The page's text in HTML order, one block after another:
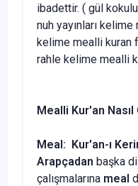
ibadettir. ( gül
nuh yayınları
kelime mealli kuran
rahle kelime mealli
Mealli Kur'an Nasıl
Meal: Kur'an-ı
Arapçadan başka
çalışmalarına meal